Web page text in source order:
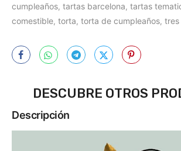
cumpleaños tartas barcelona tartas
comestible torta torta de cumpleaños tres
DESCUBRE OTROS
Descripción